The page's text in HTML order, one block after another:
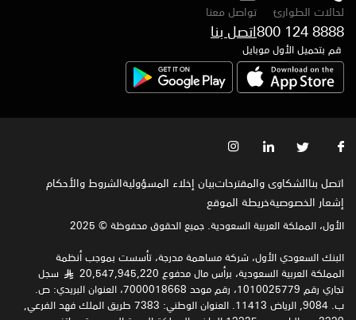
لحالات الطوارئ
800 124 8888
تواصل معنا
اتصل بنا
قم بتحميل الأول موبايل
اتصل بناالشكاوى والمقترحاتبيان إخلاء المسؤوليةالشروط والأحكام
إشعار الخصوصية‍خريطة الموقع
الأول، المملكة العربية السعودية. جميع الحقوق محفوظة © 2025
البنك السعودي الأول، شركة مساهمة مدرجة، تأسست بموجب أنظمة
المملكة العربية السعودية، برأس مال مدفوع 20,547,945,220
§
سجل
تجاري رقم 1010025779، رقم موحد 7000018668، العنوان البريدي: ص.
ب. 9084, الرياض 11413. العنوان الوطني: 7383 طريق الملك فهد الفرعي,